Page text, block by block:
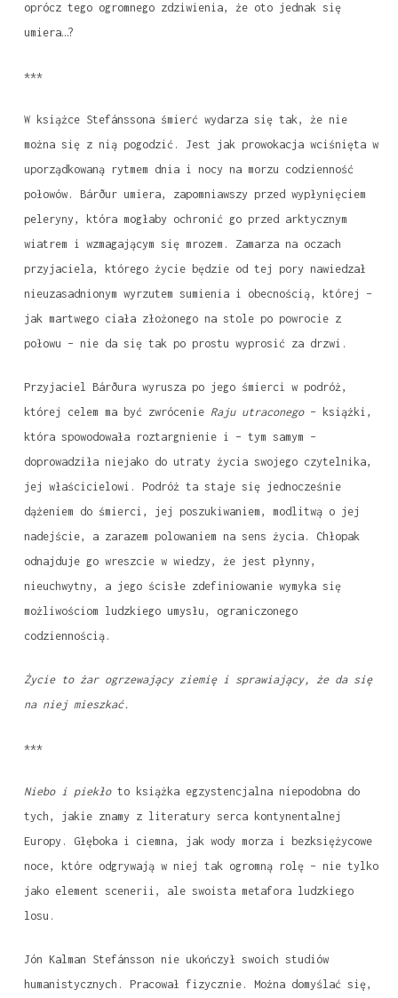
oprócz tego ogromnego zdziwienia, że oto jednak się
umiera…?
***
W książce Stefánssona śmierć wydarza się tak, że nie
można się z nią pogodzić. Jest jak prowokacja wciśnięta w
uporządkowaną rytmem dnia i nocy na morzu codzienność
połowów. Bárðurumiera, zapomniawszy przed wypłynięciem
peleryny, która mogłaby ochronić go przed arktycznym
wiatrem i wzmagającym się mrozem. Zamarza na oczach
przyjaciela, którego życie będzie od tej pory nawiedzał
nieuzasadnionym wyrzutem sumienia i obecnością, której –
jak martwego ciała złożonego na stole po powrocie z
połowu – nie da się tak po prostu wyprosić za drzwi.
Przyjaciel Bárðura wyrusza po jego śmierci w podróż,
której celem ma być zwrócenie Raju utraconego – książki,
która spowodowała roztargnienie i – tym samym –
doprowadziła niejako do utraty życia swojego czytelnika,
jej właścicielowi. Podróż ta staje się jednocześnie
dążeniem do śmierci, jej poszukiwaniem, modlitwą o jej
nadejście, a zarazem polowaniem na sens życia. Chłopak
odnajduje go wreszcie w wiedzy, że jest płynny,
nieuchwytny, a jego ścisłe zdefiniowanie wymyka się
możliwościom ludzkiego umysłu, ograniczonego
codziennością.
Życie to żar ogrzewający ziemię i sprawiający, że da się
na niej mieszkać.
***
Niebo i piekłoto książka egzystencjalna niepodobna do
tych, jakie znamy z literatury serca kontynentalnej
Europy. Głęboka i ciemna, jak wody morza i bezksiężycowe
noce, które odgrywają w niej tak ogromną rolę – nie tylko
jako element scenerii, ale swoista metafora ludzkiego
losu.
Jón Kalman Stefánsson nie ukończył swoich studiów
humanistycznych. Pracował fizycznie. Można domyślać się,